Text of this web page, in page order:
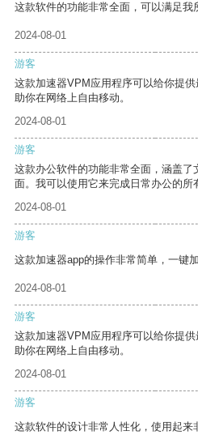
这款软件的功能非常全面，可以满足我
2024-08-01
游客
这款加速器VPM应用程序可以给你提
助你在网络上自由移动。
2024-08-01
游客
这款办公软件的功能非常全面，涵盖
面。我可以使用它来完成日常办公的所
2024-08-01
游客
这款加速器app的操作非常简单，一键
2024-08-01
游客
这款加速器VPM应用程序可以给你提
助你在网络上自由移动。
2024-08-01
游客
这款软件的设计非常人性化，使用起来